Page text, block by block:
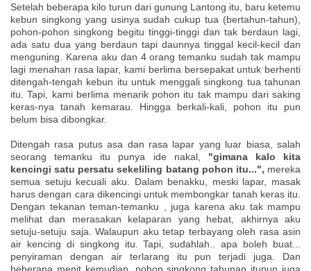
Setelah beberapa kilo turun dari gunung Lantong itu, baru ketemu
kebun singkong yang usinya sudah cukup tua (bertahun-tahun),
pohon-pohon singkong begitu tinggi-tinggi dan tak berdaun lagi,
ada satu dua yang berdaun tapi daunnya tinggal kecil-kecil dan
menguning. Karena aku dan 4 orang temanku sudah tak mampu
lagi menahan rasa lapar, kami berlima bersepakat untuk berhenti
ditengah-tengah kebun itu untuk menggali singkong tua tahunan
itu. Tapi, kami berlima menarik pohon itu tak mampu dari saking
keras-nya tanah kemarau. Hingga berkali-kali, pohon itu pun
belum bisa dibongkar.
Ditengah rasa putus asa dan rasa lapar yang luar biasa, salah
seorang temanku itu punya ide nakal, "gimana kalo kita
kencingi satu persatu sekeliling batang pohon itu...", mereka
semua setuju kecuali aku. Dalam benakku, meski lapar, masak
harus dengan cara dikencingi untuk membongkar tanah keras itu.
Dengan tekanan teman-temanku , juga karena aku tak mampu
melihat dan merasakan kelaparan yang hebat, akhirnya aku
setuju-setuju saja. Walaupun aku tetap terbayang oleh rasa asin
air kencing di singkong itu. Tapi, sudahlah.. apa boleh buat...
penyiraman dengan air terlarang itu pun terjadi juga. Dan
beberapa menit kemudian, pohon singkong tahunan itupun juga